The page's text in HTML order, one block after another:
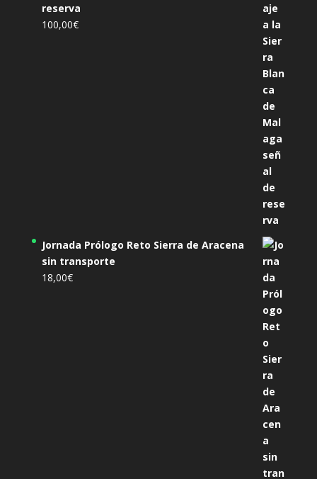
reserva
100,00€
Jornada Prólogo Reto Sierra de Aracena
sin transporte
18,00€